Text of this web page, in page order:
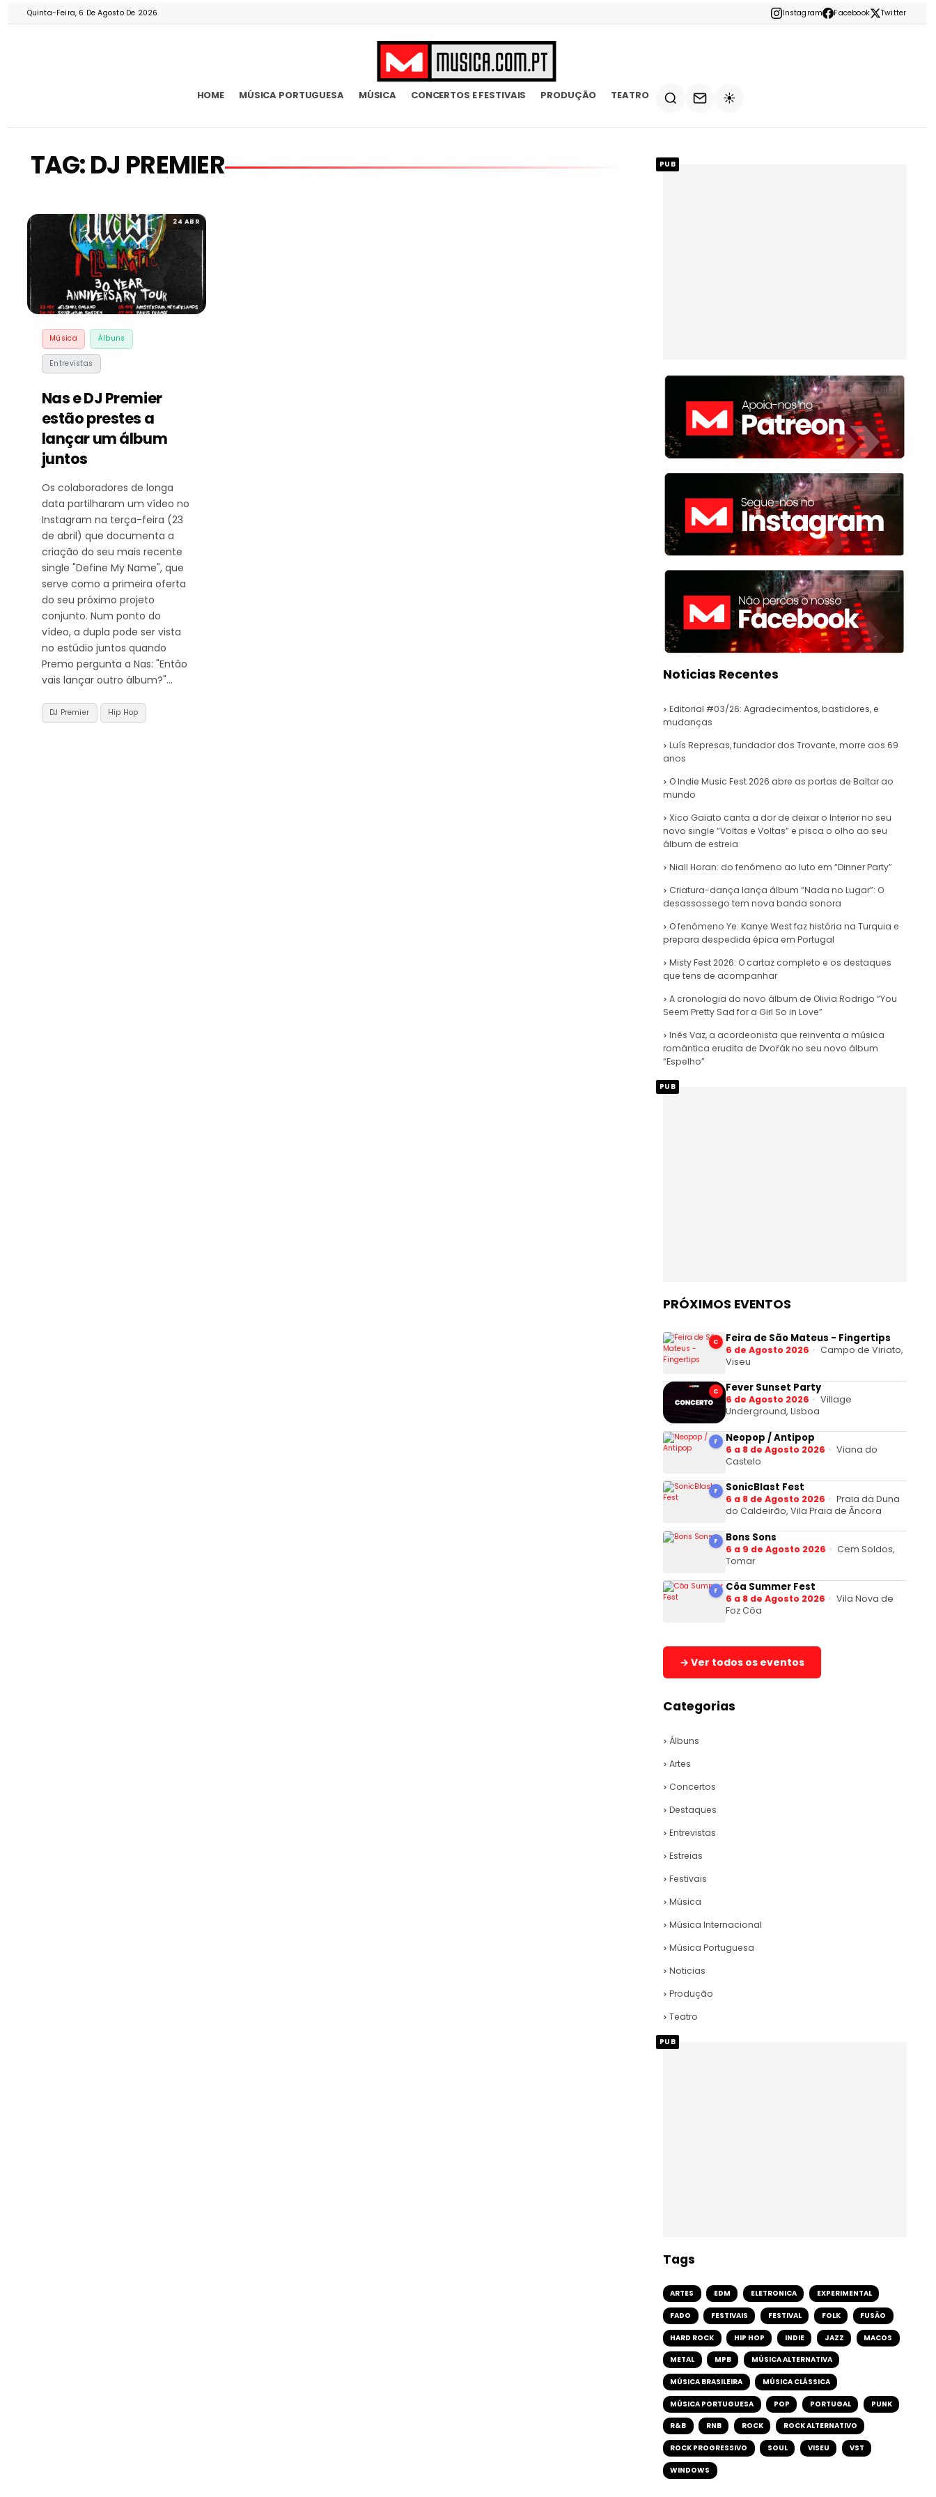
Quinta-Feira, 6 De Agosto De 2026 Instagram Facebook Twitter
HOME MÚSICA PORTUGUESA MÚSICA CONCERTOS E FESTIVAIS PRODUÇÃO TEATRO ☀️
TAG: DJ PREMIER
24 ABR
Música Álbuns
Entrevistas
Nas e DJ Premier
estão prestes a
lançar um álbum
juntos
Os colaboradores de longa
data partilharam um vídeo no
Instagram na terça-feira (23
de abril) que documenta a
criação do seu mais recente
single "Define My Name", que
serve como a primeira oferta
do seu próximo projeto
conjunto. Num ponto do
vídeo, a dupla pode ser vista
no estúdio juntos quando
Premo pergunta a Nas: "Então
vais lançar outro álbum?"…
DJ Premier Hip Hop
PUB
Noticias Recentes
Editorial #03/26: Agradecimentos, bastidores, e
mudanças
Luís Represas, fundador dos Trovante, morre aos 69
anos
O Indie Music Fest 2026 abre as portas de Baltar ao
mundo
Xico Gaiato canta a dor de deixar o Interior no seu
novo single “Voltas e Voltas” e pisca o olho ao seu
álbum de estreia
Niall Horan: do fenómeno ao luto em “Dinner Party”
Criatura-dança lança álbum “Nada no Lugar”: O
desassossego tem nova banda sonora
O fenómeno Ye: Kanye West faz história na Turquia e
prepara despedida épica em Portugal
Misty Fest 2026: O cartaz completo e os destaques
que tens de acompanhar
A cronologia do novo álbum de Olivia Rodrigo “You
Seem Pretty Sad for a Girl So in Love”
Inês Vaz, a acordeonista que reinventa a música
romântica erudita de Dvořák no seu novo álbum
“Espelho”
PUB
PRÓXIMOS EVENTOS
C Feira de São Mateus - Fingertips
6 de Agosto 2026
Campo de Viriato,
Viseu
C Fever Sunset Party
6 de Agosto 2026
Village
Underground, Lisboa
F Neopop / Antipop
6 a 8 de Agosto 2026
Viana do
Castelo
F SonicBlast Fest
6 a 8 de Agosto 2026
Praia da Duna
do Caldeirão, Vila Praia de Âncora
F Bons Sons
6 a 9 de Agosto 2026
Cem Soldos,
Tomar
F Côa Summer Fest
6 a 8 de Agosto 2026
Vila Nova de
Foz Côa
→ Ver todos os eventos
Categorias
Álbuns
Artes
Concertos
Destaques
Entrevistas
Estreias
Festivais
Música
Música Internacional
Música Portuguesa
Noticias
Produção
Teatro
PUB
Tags
ARTES EDM ELETRONICA EXPERIMENTAL
FADO FESTIVAIS FESTIVAL FOLK FUSÃO
HARD ROCK HIP HOP INDIE JAZZ MACOS
METAL MPB MÚSICA ALTERNATIVA
MÚSICA BRASILEIRA MÚSICA CLÁSSICA
MÚSICA PORTUGUESA POP PORTUGAL PUNK
R&B RNB ROCK ROCK ALTERNATIVO
ROCK PROGRESSIVO SOUL VISEU VST
WINDOWS